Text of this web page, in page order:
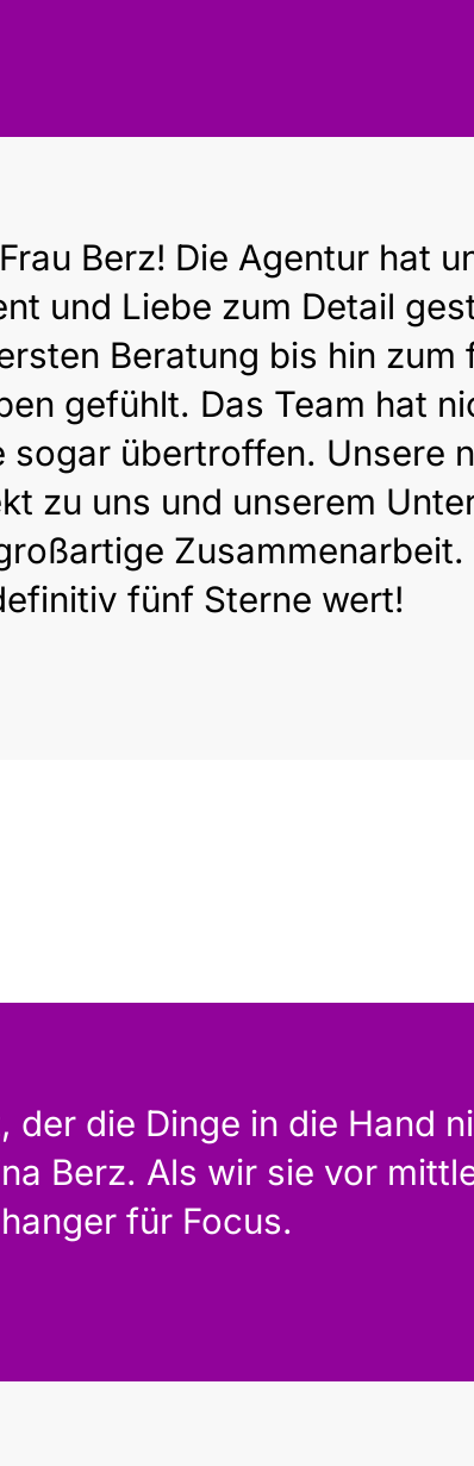
Berz! Die Agentur hat
und Liebe zum Detail
Beratung bis hin zum
gefühlt. Das Team hat
übertroffen. Unsere
zu uns und unserem
Zusammenarbeit.
fünf Sterne wert!
die Dinge in die Hand
Berz. Als wir sie vor
für Focus.